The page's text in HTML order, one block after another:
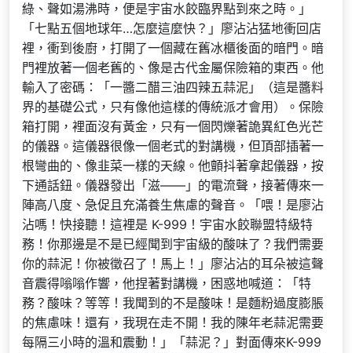
綠、聲如湯沸時，便是宇宙水餃臨界點到來之時。」
「七點五個地球年…怎麼這麼快？」廖沾沾猛地衝回店
裡，衝到後廚，打開了一個藏在舊冰櫃後面的暗門。暗
門裡放著一個老舊的、像是古代金屬保險箱的東西。他
輸入了密碼：「一醬二醋三油四辣五蒜泥」（這是醬料
界的基礎公式，只有像他這樣的傳統派才會用）。保險
箱打開，裡面沒有黃金，只有一個閃爍著詭異紅色光芒
的儀器。這儀器很像一個老式的對講機，但頂部插著一
根彎曲的、像韭菜一樣的天線。他顫抖著拿起儀器，按
下通話鈕。儀器發出「滋——」的電流聲，接著傳來一
陣高八度、急促且充滿養生焦慮的聲音。「喂！是廖沾
沾嗎！快接聽！這裡是 K-999！宇宙水餃聯盟特級特
務！你那邊是不是已經聞到宇宙級的酸味了？我們需要
你的蒜泥！你被徵召了！馬上！」廖沾沾的耳朵被這聲
音震得嗡嗡作響，他捏著對講機，困惑地喊道：「特
務？酸味？等等！我聞到的不是酸味！是麵粉過度膨脹
的焦慮味！還有，我現在走不開！我的陳年老蒜泥需要
每隔三小時的溫和震動！」「蒜泥？」對面傳來K-999